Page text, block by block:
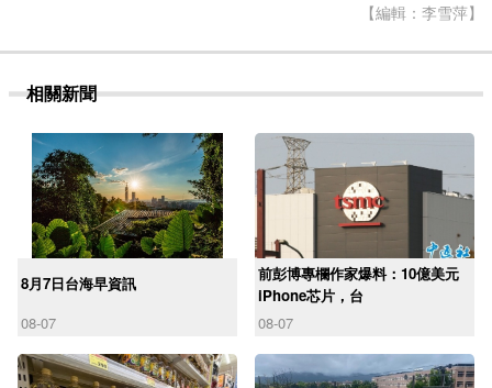
【編輯：李雪萍】
相關新聞
8月7日台海早資訊
08-07
前彭博專欄作家爆料：10億美元
iPhone芯片，台
08-07